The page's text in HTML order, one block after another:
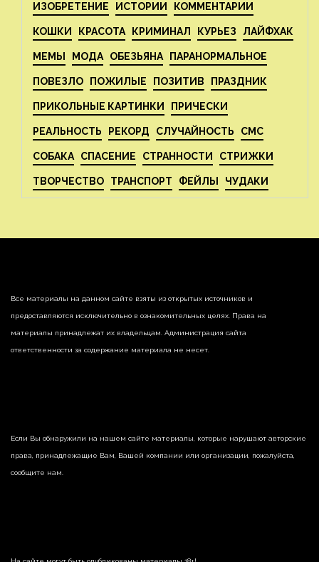
ИЗОБРЕТЕНИЕ ИСТОРИИ КОММЕНТАРИИ
КОШКИ КРАСОТА КРИМИНАЛ КУРЬЕЗ ЛАЙФХАК
МЕМЫ МОДА ОБЕЗЬЯНА ПАРАНОРМАЛЬНОЕ
ПОВЕЗЛО ПОЖИЛЫЕ ПОЗИТИВ ПРАЗДНИК
ПРИКОЛЬНЫЕ КАРТИНКИ ПРИЧЕСКИ
РЕАЛЬНОСТЬ РЕКОРД СЛУЧАЙНОСТЬ СМС
СОБАКА СПАСЕНИЕ СТРАННОСТИ СТРИЖКИ
ТВОРЧЕСТВО ТРАНСПОРТ ФЕЙЛЫ ЧУДАКИ
Все материалы на данном сайте взяты из открытых источников и
предоставляются исключительно в ознакомительных целях. Права на
материалы принадлежат их владельцам. Администрация сайта
ответственности за содержание материала не несет.
Если Вы обнаружили на нашем сайте материалы, которые нарушают авторские
права, принадлежащие Вам, Вашей компании или организации, пожалуйста,
сообщите нам.